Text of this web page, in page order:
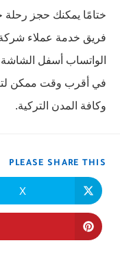
ختامًا يمكنك حجز رحلة
فريق خدمة عملاء شركة
الواتساب أسفل
في أقرب وقت ممكن
وكافة المدن التركية.
PLEASE SHARE THIS
X